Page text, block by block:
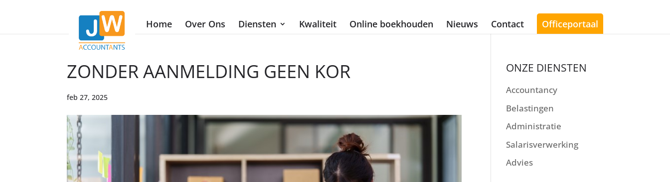
Home Over Ons Diensten Kwaliteit Online boekhouden Nieuws Contact Officeportaal
ZONDER AANMELDING GEEN KOR
feb 27, 2025
ONZE DIENSTEN
Accountancy
Belastingen
Administratie
Salarisverwerking
Advies